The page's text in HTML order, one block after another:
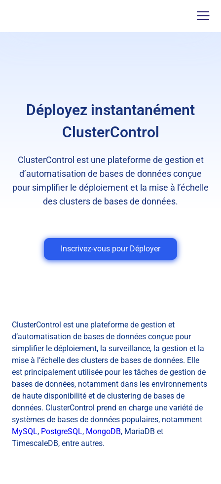
Déployez instantanément
ClusterControl
ClusterControl est une plateforme de gestion et
d’automatisation de bases de données conçue
pour simplifier le déploiement et la mise à l’échelle
des clusters de bases de données.
Inscrivez-vous pour Déployer
ClusterControl est une plateforme de gestion et
d’automatisation de bases de données conçue pour
simplifier le déploiement, la surveillance, la gestion et la
mise à l’échelle des clusters de bases de données. Elle
est principalement utilisée pour les tâches de gestion de
bases de données, notamment dans les environnements
de haute disponibilité et de clustering de bases de
données. ClusterControl prend en charge une variété de
systèmes de bases de données populaires, notamment
MySQL, PostgreSQL, MongoDB, MariaDB et
TimescaleDB, entre autres.